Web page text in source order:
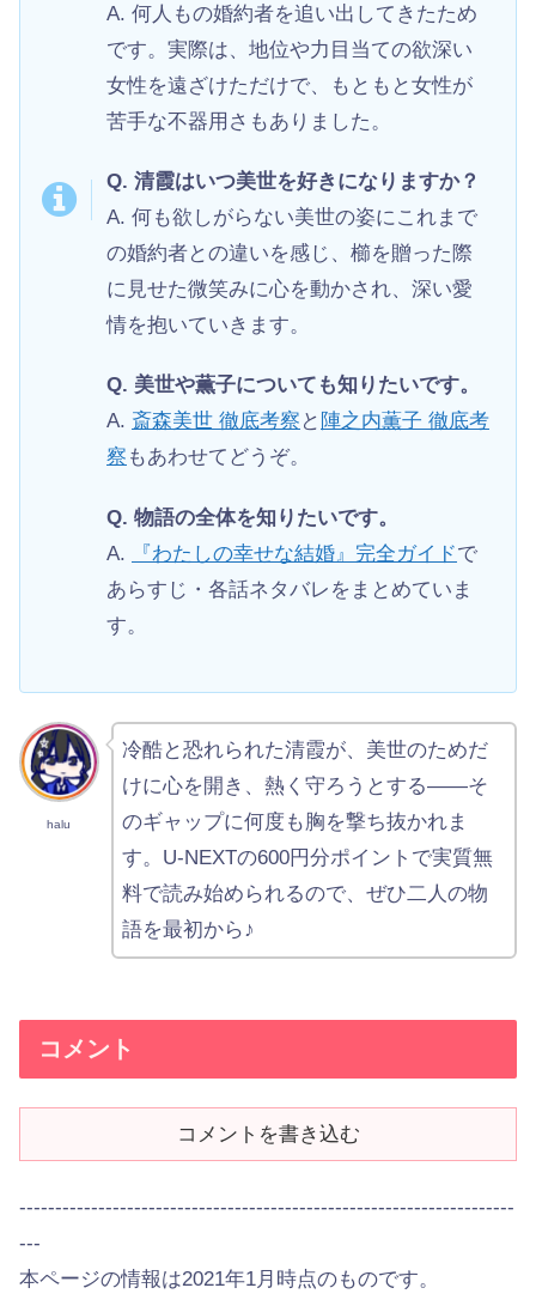
A. 何人もの婚約者を追い出してきたため
です。実際は、地位や力目当ての欲深い
女性を遠ざけただけで、もともと女性が
苦手な不器用さもありました。
Q. 清霞はいつ美世を好きになりますか？
A. 何も欲しがらない美世の姿にこれまで
の婚約者との違いを感じ、櫛を贈った際
に見せた微笑みに心を動かされ、深い愛
情を抱いていきます。
Q. 美世や薫子についても知りたいです。
A. 斎森美世 徹底考察 と 陣之内薫子 徹底考
察 もあわせてどうぞ。
Q. 物語の全体を知りたいです。
A.
『わたしの幸せな結婚』完全ガイドで
あらすじ・各話ネタバレをまとめていま
す。
halu
冷酷と恐れられた清霞が、美世のためだ
けに心を開き、熱く守ろうとする——そ
のギャップに何度も胸を撃ち抜かれま
す。U-NEXTの600円分ポイントで実質無
料で読み始められるので、ぜひ二人の物
語を最初から♪
コメント
コメントを書き込む
---------------------------------------------------------------------
---
本ページの情報は2021年1月時点のものです。